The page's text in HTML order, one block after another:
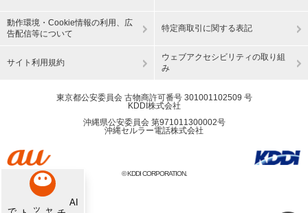
動作環境・Cookie情報の利用、広
告配信等について
特定商取引に関する表記
サイト利用規約
ウェブアクセシビリティの取り組
み
東京都公安委員会 古物商許可番号 301001102509 号
KDDI株式会社
沖縄県公安委員会 第971011300002号
沖縄セルラー電話株式会社
© KDDI CORPORATION.